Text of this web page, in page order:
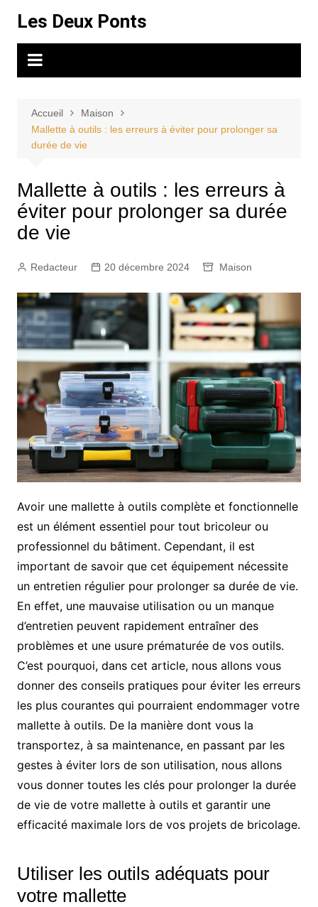
contenu
Les Deux Ponts
Accueil
Maison
Mallette à outils : les erreurs à éviter pour prolonger sa
durée de vie
Mallette à outils : les erreurs à
éviter pour prolonger sa durée
de vie
Redacteur 20 décembre 2024 Maison
Avoir une mallette à outils complète et fonctionnelle
est un élément essentiel pour tout bricoleur ou
professionnel du bâtiment. Cependant, il est
important de savoir que cet équipement nécessite
un entretien régulier pour prolonger sa durée de vie.
En effet, une mauvaise utilisation ou un manque
d’entretien peuvent rapidement entraîner des
problèmes et une usure prématurée de vos outils.
C’est pourquoi, dans cet article, nous allons vous
donner des conseils pratiques pour éviter les erreurs
les plus courantes qui pourraient endommager votre
mallette à outils. De la manière dont vous la
transportez, à sa maintenance, en passant par les
gestes à éviter lors de son utilisation, nous allons
vous donner toutes les clés pour prolonger la durée
de vie de votre mallette à outils et garantir une
efficacité maximale lors de vos projets de bricolage.
Utiliser les outils adéquats pour
votre mallette